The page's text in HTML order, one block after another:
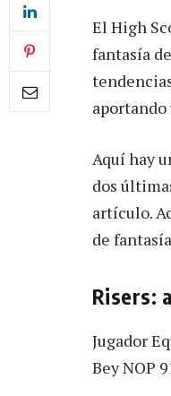
El High
fantasía
aportando
Aquí hay
dos
artículo.
de
Risers:
Jugador
Bey NOP